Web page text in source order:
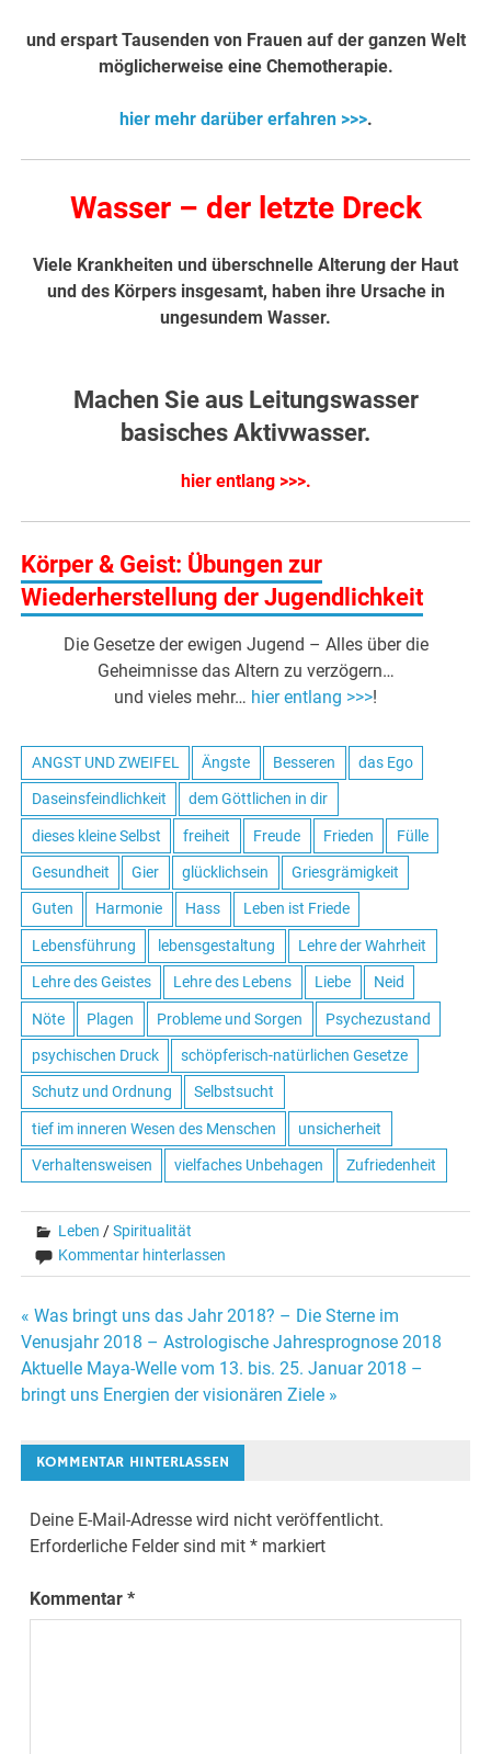
und erspart Tausenden von Frauen auf der ganzen Welt
möglicherweise eine Chemotherapie.
hier mehr darüber erfahren >>>.
Wasser – der letzte Dreck
Viele Krankheiten und überschnelle Alterung der Haut
und des Körpers insgesamt, haben ihre Ursache in
ungesundem Wasser.
Machen Sie aus Leitungswasser
basisches Aktivwasser.
hier entlang >>>.
Körper & Geist: Übungen zur
Wiederherstellung der Jugendlichkeit
Die Gesetze der ewigen Jugend – Alles über die
Geheimnisse das Altern zu verzögern…
und vieles mehr… hier entlang >>>!
ANGST UND ZWEIFEL Ängste Besseren das Ego
Daseinsfeindlichkeit dem Göttlichen in dir
dieses kleine Selbst freiheit Freude Frieden Fülle
Gesundheit Gier glücklichsein Griesgrämigkeit
Guten Harmonie Hass Leben ist Friede
Lebensführung lebensgestaltung Lehre der Wahrheit
Lehre des Geistes Lehre des Lebens Liebe Neid
Nöte Plagen Probleme und Sorgen Psychezustand
psychischen Druck schöpferisch-natürlichen Gesetze
Schutz und Ordnung Selbstsucht
tief im inneren Wesen des Menschen unsicherheit
Verhaltensweisen vielfaches Unbehagen Zufriedenheit
Leben /Spiritualität
Kommentar hinterlassen
Beitrags-
Navigation
« Was bringt uns das Jahr 2018? – Die Sterne im
Venusjahr 2018 – Astrologische Jahresprognose 2018
Aktuelle Maya-Welle vom 13. bis. 25. Januar 2018 –
bringt uns Energien der visionären Ziele »
KOMMENTAR HINTERLASSEN
Deine E-Mail-Adresse wird nicht veröffentlicht.
Erforderliche Felder sind mit* markiert
Kommentar*